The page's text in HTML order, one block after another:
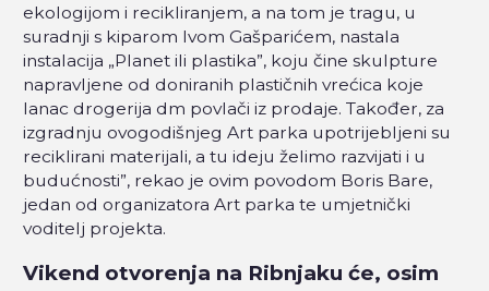
ekologijom i recikliranjem, a na tom je tragu, u
suradnji s kiparom Ivom Gašparićem, nastala
instalacija „Planet ili plastika”, koju čine skulpture
napravljene od doniranih plastičnih vrećica koje
lanac drogerija dm povlači iz prodaje. Također, za
izgradnju ovogodišnjeg Art parka upotrijebljeni su
reciklirani materijali, a tu ideju želimo razvijati i u
budućnosti”, rekao je ovim povodom Boris Bare,
jedan od organizatora Art parka te umjetnički
voditelj projekta.
Vikend otvorenja na Ribnjaku će, osim